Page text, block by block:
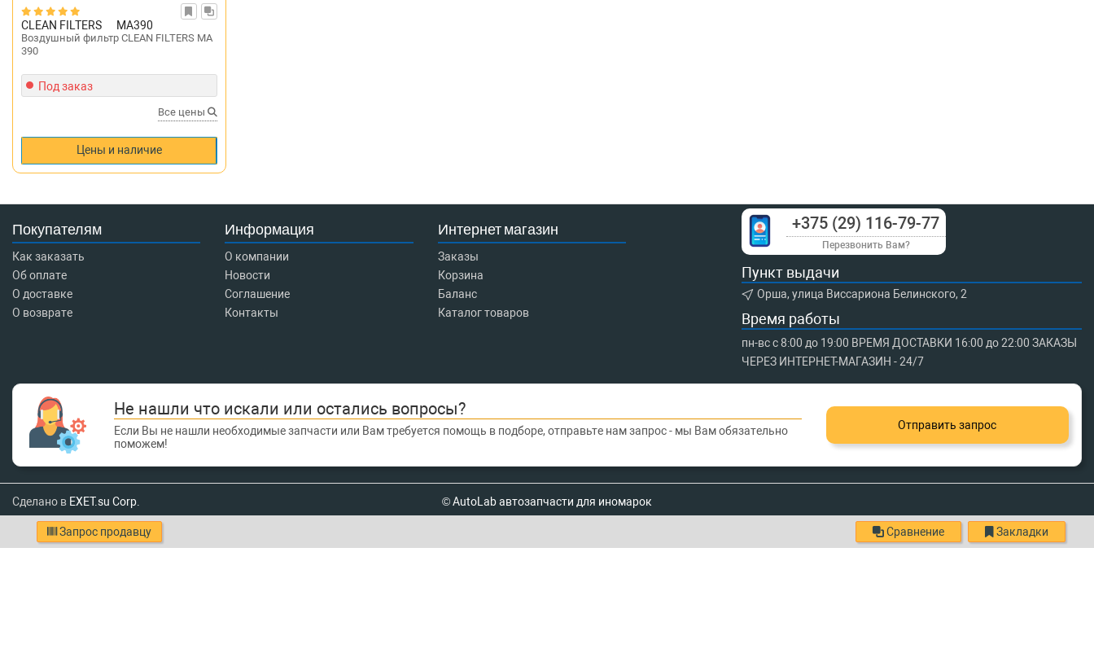
CLEAN FILTERS MA390
Воздушный фильтр CLEAN FILTERS MA
390
Под заказ
Все цены
Цены и наличие
Покупателям
Как заказать
Об оплате
О доставке
О возврате
Информация
О компании
Новости
Соглашение
Контакты
Интернет магазин
Заказы
Корзина
Баланс
Каталог товаров
+375 (29) 116-79-77
Перезвонить Вам?
Пункт выдачи
Орша, улица Виссариона Белинского, 2
Время работы
пн-вс с 8:00 до 19:00 ВРЕМЯ ДОСТАВКИ 16:00 до 22:00 ЗАКАЗЫ
ЧЕРЕЗ ИНТЕРНЕТ-МАГАЗИН - 24/7
Не нашли что искали или остались вопросы?
Если Вы не нашли необходимые запчасти или Вам требуется помощь в подборе, отправьте нам запрос - мы Вам обязательно
поможем!
Отправить запрос
Сделано в EXET.su Corp. © AutoLab автозапчасти для иномарок
Запрос продавцу Сравнение Закладки